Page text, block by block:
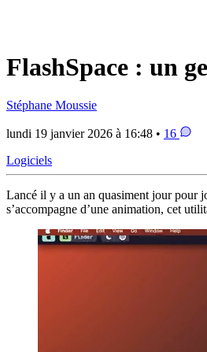
FlashSpace : un
Stéphane Moussie
lundi 19 janvier 2026 à 16:48 • 16
Logiciels
Lancé il y a un an quasiment jour pour
s’accompagne d’une animation, cet